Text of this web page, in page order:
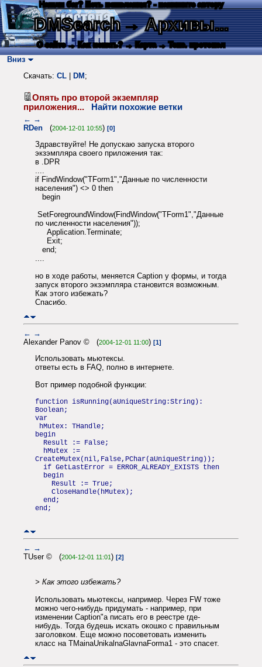
Нашли баг? Есть пожелания? - напишите автору
DMSearch→ Архивы...
О сайте → Как искать? → Карта → Текс. протокол
Вниз
Скачать: CL DM ;
Опять про второй экземпляр
приложения...
Найти похожие ветки
← →
RDen (2004-12-01 10:55) [0]
Здравствуйте! Не допускаю запуска второго
экзэмпляра своего приложения так:
в .DPR
....
if FindWindow("TForm1","Данные по численности
населения") <> 0 then
begin
SetForegroundWindow(FindWindow("TForm1","Данные
по численности населения"));
Application.Terminate;
Exit;
end;
....
но в ходе работы, меняется Caption у формы, и тогда
запуск второго экзэмпляра становится возможным.
Как этого избежать?
Спасибо.
← →
Alexander Panov © (2004-12-01 11:00) [1]
Использовать мьютексы.
ответы есть в FAQ, полно в интернете.
Вот пример подобной функции:
function isRunning(aUniqueString:String):
Boolean;
var
hMutex: THandle;
begin
Result := False;
hMutex :=
CreateMutex(nil,False,PChar(aUniqueString));
if GetLastError = ERROR_ALREADY_EXISTS then
begin
Result := True;
CloseHandle(hMutex);
end;
end;
← →
TUser © (2004-12-01 11:01) [2]
> Как этого избежать?
Использовать мьютексы, например. Через FW тоже
можно чего-нибудь придумать - например, при
изменении Caption"а писать его в реестре где-
нибудь. Тогда будешь искать окошко с правильным
заголовком. Еще можно посоветовать изменить
класс на TMainaUnikalnaGlavnaForma1 - это спасет.